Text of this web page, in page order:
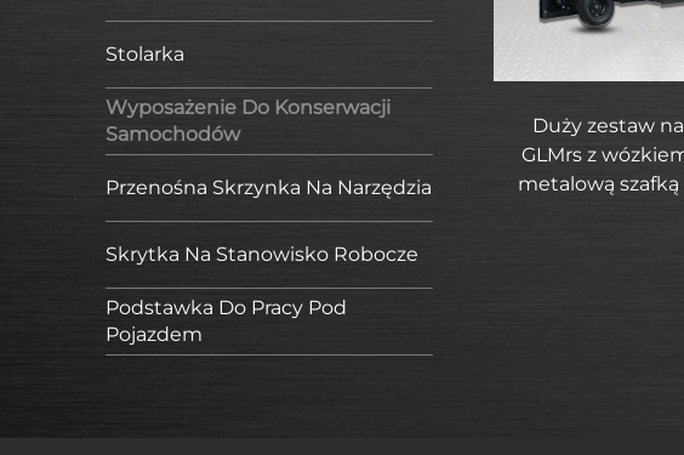
Stolarka
Wyposażenie Do Konserwacji
Samochodów
Przenośna Skrzynka Na Narzędzia
Skrytka Na Stanowisko Robocze
Podstawka Do Pracy Pod
Pojazdem
Duży zestaw
GLMrs z
metalową